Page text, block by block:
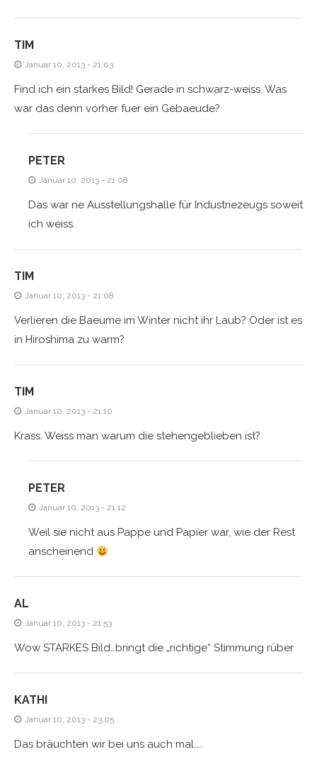
TIM
Januar 10, 2013 - 21:03
Find ich ein starkes Bild! Gerade in schwarz-weiss. Was
war das denn vorher fuer ein Gebaeude?
PETER
Januar 10, 2013 - 21:08
Das war ne Ausstellungshalle für Industriezeugs soweit
ich weiss.
TIM
Januar 10, 2013 - 21:08
Verlieren die Baeume im Winter nicht ihr Laub? Oder ist es
in Hiroshima zu warm?
TIM
Januar 10, 2013 - 21:10
Krass. Weiss man warum die stehengeblieben ist?
PETER
Januar 10, 2013 - 21:12
Weil sie nicht aus Pappe und Papier war, wie der Rest
anscheinend
AL
Januar 10, 2013 - 21:53
Wow STARKES Bild…bringt die „richtige“ Stimmung rüber
KATHI
Januar 10, 2013 - 23:05
Das bräuchten wir bei uns auch mal…..